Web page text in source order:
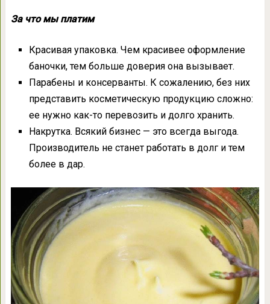
За что мы платим
Красивая упаковка. Чем красивее оформление
баночки, тем больше доверия она вызывает.
Парабены и консерванты. К сожалению, без них
представить косметическую продукцию сложно:
ее нужно как-то перевозить и долго хранить.
Накрутка. Всякий бизнес — это всегда выгода.
Производитель не станет работать в долг и тем
более в дар.